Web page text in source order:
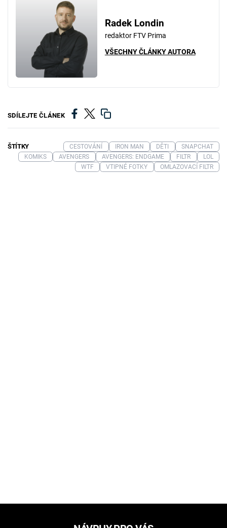
Radek Londin
redaktor FTV Prima
VŠECHNY ČLÁNKY AUTORA
SDÍLEJTE ČLÁNEK
ŠTÍTKY CESTOVÁNÍ IRON MAN DĚTI
SNAPCHAT
KOMIKS
AVENGERS AVENGERS: ENDGAME FILTR
LOL
WTF
VTIPNÉ FOTKY OMLAZOVACÍ FILTR